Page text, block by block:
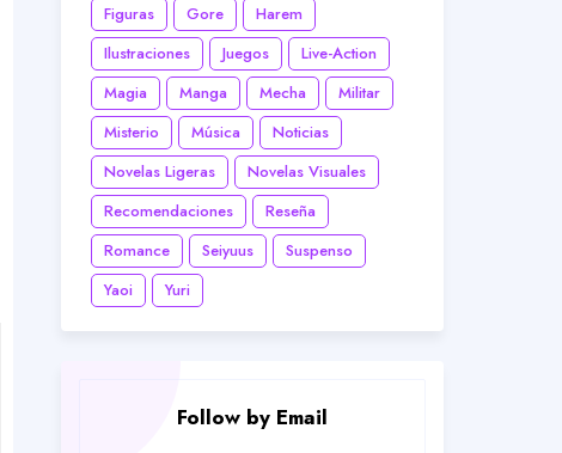
Figuras
Gore
Harem
Ilustraciones
Juegos
Live-Action
Magia
Manga Mecha
Militar
Misterio
Música
Noticias
Novelas Ligeras
Novelas Visuales
Recomendaciones
Reseña
Romance
Seiyuus
Suspenso
Yaoi
Yuri
Follow by Email